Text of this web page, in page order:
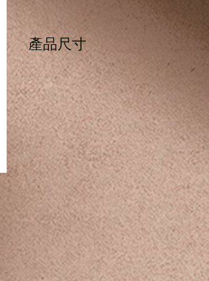
產品尺寸
長50cm x 寬45cm x 高50cm